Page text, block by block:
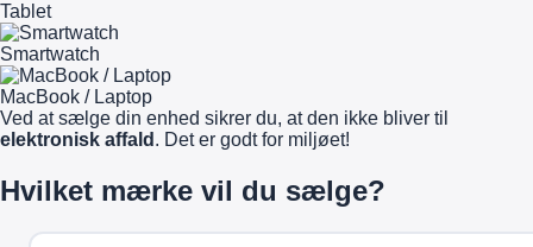
Tablet
Smartwatch
MacBook / Laptop
Ved at sælge din enhed sikrer du, at den ikke bliver til
elektronisk affald . Det er godt for miljøet!
Hvilket mærke vil du sælge?